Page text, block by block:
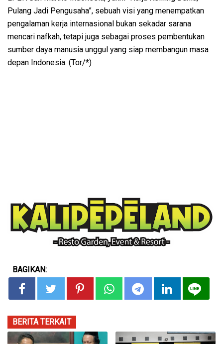
Pulang Jadi Pengusaha”, sebuah visi yang menempatkan
pengalaman kerja internasional bukan sekadar sarana
mencari nafkah, tetapi juga sebagai proses pembentukan
sumber daya manusia unggul yang siap membangun masa
depan Indonesia. (Tor/*)
BAGIKAN:
BERITA TERKAIT